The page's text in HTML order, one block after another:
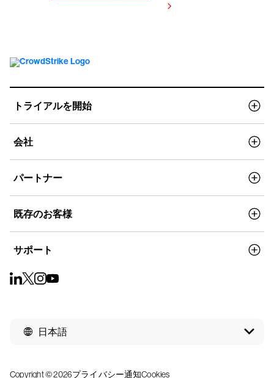
トライアルを開始
会社
パートナー
既存のお客様
サポート
日本語
Copyright © 2026プライバシー通知Cookies